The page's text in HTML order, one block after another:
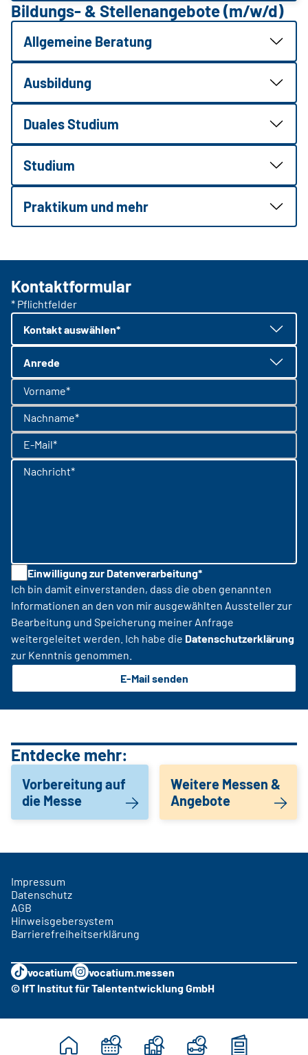
Bildungs- & Stellenangebote (m/w/d)
Allgemeine Beratung
Ausbildung
Duales Studium
Studium
Praktikum und mehr
Kontaktformular
* Pflichtfelder
Kontakt auswählen*
Anrede
Vorname*
Nachname*
E-Mail*
Nachricht*
Einwilligung zur Datenverarbeitung*
Ich bin damit einverstanden, dass die oben genannten
Informationen an den von mir ausgewählten Aussteller zur
Bearbeitung und Speicherung meiner Anfrage
weitergeleitet werden. Ich habe die Datenschutzerklärung
zur Kenntnis genommen.
E-Mail senden
Entdecke mehr:
Vorbereitung auf
die Messe
Weitere Messen &
Angebote
Impressum
Datenschutz
AGB
Hinweisgebersystem
Barrierefreiheitserklärung
vocatium
vocatium.messen
© IfT Institut für Talententwicklung GmbH